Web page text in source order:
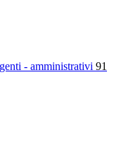
- amministrativi 91